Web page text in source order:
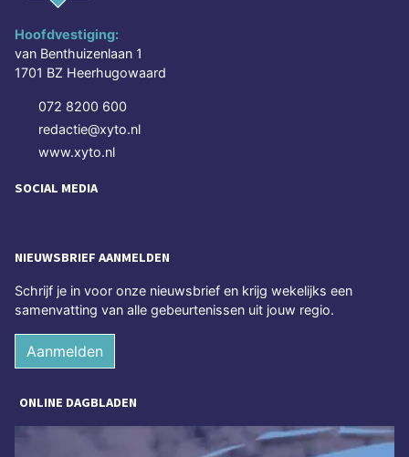
Hoofdvestiging:
van Benthuizenlaan 1
1701 BZ Heerhugowaard
072 8200 600
redactie@xyto.nl
www.xyto.nl
SOCIAL MEDIA
NIEUWSBRIEF AANMELDEN
Schrijf je in voor onze nieuwsbrief en krijg wekelijks een
samenvatting van alle gebeurtenissen uit jouw regio.
Aanmelden
ONLINE DAGBLADEN